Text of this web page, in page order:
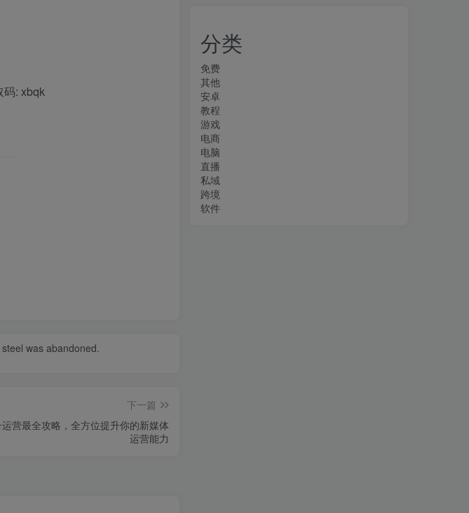
码: xbqk
was abandoned.
下一篇
营最全攻略，全方位提升你的新媒体
运营能力
分类
免费
其他
安卓
教程
游戏
电商
电脑
直播
私域
跨境
软件